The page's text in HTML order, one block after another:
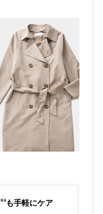
※4も手軽にケア